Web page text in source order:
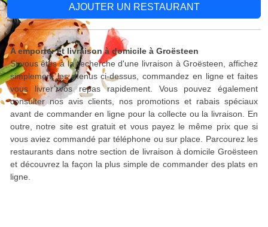
AJOUTER UN RESTAURANT
A emporter et livraison à domicile à Groësteen
Si vous êtes à la recherche d'une livraison à Groësteen, affichez
simplement les menus ci-dessus, commandez en ligne et faites
vous livrer vos repas rapidement. Vous pouvez également
consulter nos avis clients, nos promotions et rabais spéciaux
avant de commander en ligne pour la collecte ou la livraison. En
outre, notre site est gratuit et vous payez le même prix que si
vous aviez commandé par téléphone ou sur place. Parcourez les
restaurants dans notre section de livraison à domicile Groësteen
et découvrez la façon la plus simple de commander des plats en
ligne.